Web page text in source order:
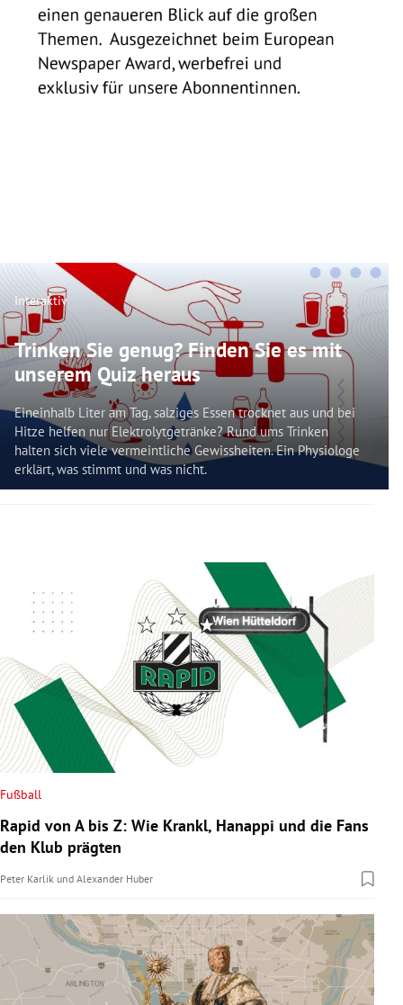
Interaktiv
Trinken Sie genug? Finden Sie es mit
unserem Quiz heraus
Eineinhalb Liter am Tag, salziges Essen trocknet aus und bei
Hitze helfen nur Elektrolytgetränke? Rund ums Trinken
halten sich viele vermeintliche Gewissheiten. Ein Physiologe
erklärt, was stimmt und was nicht.
Fußball
Rapid von A bis Z: Wie Krankl, Hanappi und die Fans
den Klub prägten
Peter Karlik und Alexander Huber